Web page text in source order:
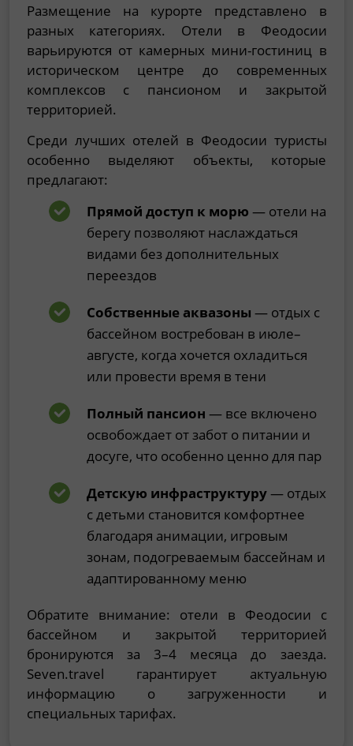
Размещение на курорте представлено в
разных категориях. Отели в Феодосии
варьируются от камерных мини-гостиниц в
историческом центре до современных
комплексов с пансионом и закрытой
территорией.
Среди лучших отелей в Феодосии туристы
особенно выделяют объекты, которые
предлагают:
Прямой доступ к морю — отели на
берегу позволяют наслаждаться
видами без дополнительных
переездов
Собственные аквазоны — отдых с
бассейном востребован в июле–
августе, когда хочется охладиться
или провести время в тени
Полный пансион — все включено
освобождает от забот о питании и
досуге, что особенно ценно для пар
Детскую инфраструктуру— отдых
с детьми становится комфортнее
благодаря анимации, игровым
зонам, подогреваемым бассейнам и
адаптированному меню
Обратите внимание: отели в Феодосии с
бассейном и закрытой территорией
бронируются за 3–4 месяца до заезда.
Seven.travel гарантирует актуальную
информацию о загруженности и
специальных тарифах.